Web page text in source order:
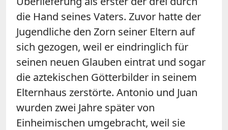
die Hand seines Vaters. Zuvor hatte der
Jugendliche den Zorn seiner Eltern auf
sich gezogen, weil er eindringlich für
seinen neuen Glauben eintrat und sogar
die aztekischen Götterbilder in seinem
Elternhaus zerstörte. Antonio und Juan
wurden zwei Jahre später von
Einheimischen umgebracht, weil sie